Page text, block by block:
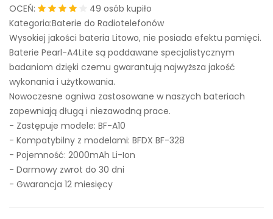
OCEŃ:
49 osób kupiło
Kategoria:Baterie do Radiotelefonów
Wysokiej jakości bateria Litowo, nie posiada efektu pamięci.
Baterie Pearl-A4Lite są poddawane specjalistycznym
badaniom dzięki czemu gwarantują najwyższa jakość
wykonania i użytkowania.
Nowoczesne ogniwa zastosowane w naszych bateriach
zapewniają długą i niezawodną prace.
- Zastępuje modele: BF-A10
- Kompatybilny z modelami: BFDX BF-328
- Pojemność: 2000mAh Li-Ion
- Darmowy zwrot do 30 dni
- Gwarancja 12 miesięcy